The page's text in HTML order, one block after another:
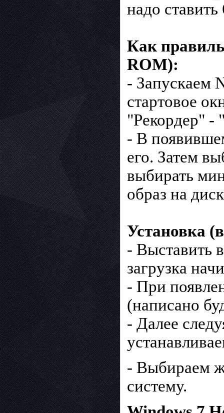
надо
Как
ROM):
- Запускаем
стартовое
"Рекордер" -
- В
его. Затем
выбирать
образ на
Установка
- Выставить
загрузка
- При
(написано
- Далее
- Выбираем
систему.